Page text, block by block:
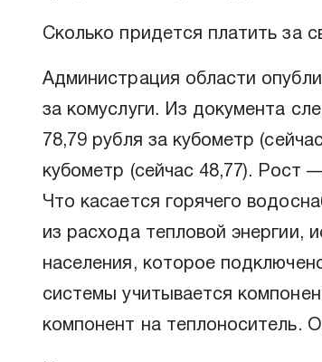
Сколько придется платить за
Администрация области
за комуслуги. Из документа
78,79 рубля за кубометр
кубометр (сейчас 48,77). Рост
Что касается горячего
из расхода тепловой энергии,
населения, которое
системы учитывается
компонент на теплоноситель.